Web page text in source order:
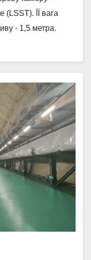
ЇЇ вага
- 1,5 метра.